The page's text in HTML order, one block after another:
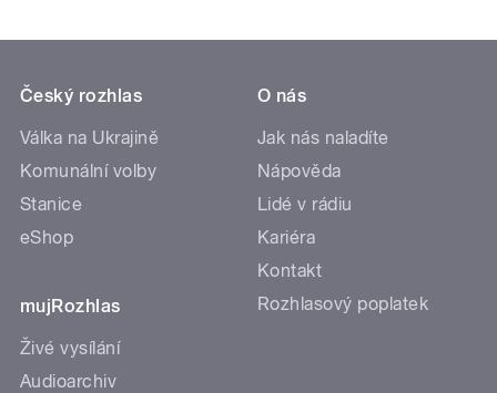
Český rozhlas
Válka na Ukrajině
Komunální volby
Stanice
eShop
mujRozhlas
Živé vysílání
Audioarchiv
O nás
Jak nás naladíte
Nápověda
Lidé v rádiu
Kariéra
Kontakt
Rozhlasový poplatek